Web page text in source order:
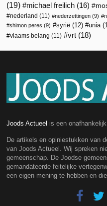
(19)
michael freilich (16)
nederland (11) nederzettingen (9)
shimon peres (9) syrië (12) unia
vlaams belang (11) vrt (18)
Joods Actueel is een
De artikels en opiniestukken van
van Joods Actueel. Wij spreken
gemeenschap. De Joodse
gemandateerde feitelijke
een eigen mening te hebben en